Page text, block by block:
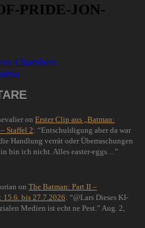
PRIDE-JON-
on Erster Clip aus „Batman:
Staffel 2: “Entschuldigung aber da war
Handlung verrät oder Überraschungen
bin ich nicht. Alles easter-eggs… ”
on The Batman: Part II –
15.6. bis 27.7.2026: “@Lars Dieses KI-
Medien ist echt ne Pest. ” Aug. 2,